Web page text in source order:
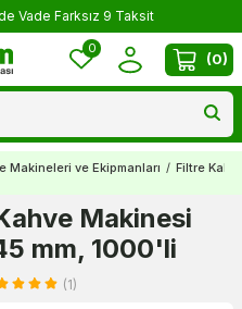
Vade Farksız 9 Taksit
0
(0)
Makineleri ve Ekipmanları / Filtre
Makinesi
mm, 1000'li
(1)